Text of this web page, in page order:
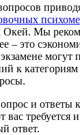
Окей. Мы
– это
могут
к
и ответы
вас требуется
ответ.